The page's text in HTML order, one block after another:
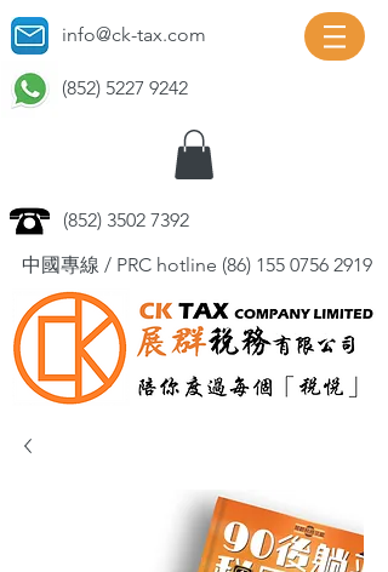
info@ck-tax.com
(852) 5227 9242
(852) 3502 7392
中國專線 / PRC hotline (86) 155 0756 2919